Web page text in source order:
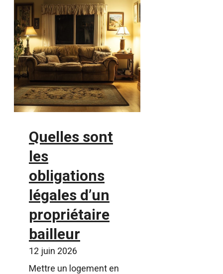
Quelles sont
les
obligations
légales d’un
propriétaire
bailleur
12 juin 2026
Mettre un logement en